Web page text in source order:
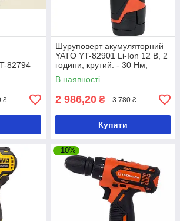
82794
₴
Шуруповерт акумуляторний
YATO YT-82901 Li-Ion 12 В, 2
години, крутий. - 30 Нм,
патрон he10 мм
В наявності
2 986,20 ₴ 3 780 ₴
Купити
–10%